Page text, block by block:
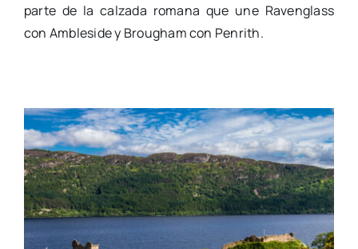
parte de la calzada romana que une Ravenglass
con Ambleside y Brougham con Penrith.